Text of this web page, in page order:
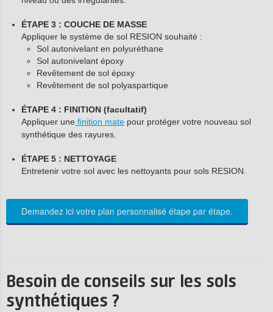
ÉTAPE 3 : COUCHE DE MASSE
Appliquer le système de sol RESION souhaité :
Sol autonivelant en polyuréthane
Sol autonivelant époxy
Revêtement de sol époxy
Revêtement de sol polyaspartique
ÉTAPE 4 : FINITION (facultatif)
Appliquer une finition mate pour protéger votre nouveau sol
synthétique des rayures.
ÉTAPE 5 : NETTOYAGE
Entretenir votre sol avec les nettoyants pour sols RESION.
Demandez ici votre plan personnalisé étape par étape.
Besoin de conseils sur les sols
synthétiques ?